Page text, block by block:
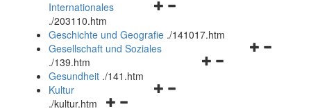
Navigationsmenü
und
schließen
Internationales
./203110.htm
Geschichte und Geografie ./141017.htm
Navigationsmenü
Gesellschaft und Soziales
./139.htm
Navigationsmenü
Gesundheit ./141.htm
Navigationsmenü
Kultur
./kultur.htm